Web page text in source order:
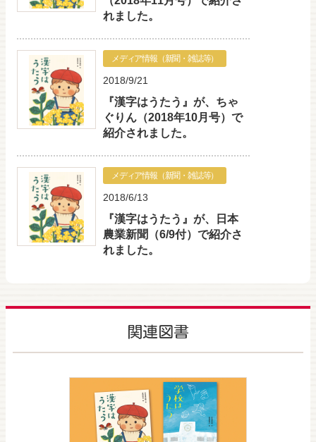
れました。
メディア情報（新聞・雑誌等）
2018/9/21
『漢字はうたう』が、ちゃ
ぐりん（2018年10月号）で
紹介されました。
メディア情報（新聞・雑誌等）
2018/6/13
『漢字はうたう』が、日本
農業新聞（6/9付）で紹介さ
れました。
関連図書